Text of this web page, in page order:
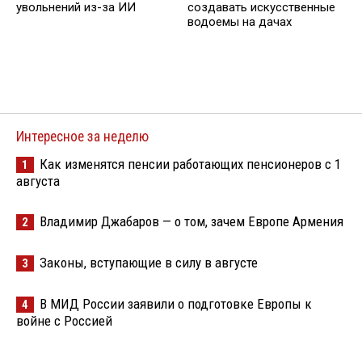
увольнений из-за ИИ
создавать искусственные
водоемы на дачах
Интересное за неделю
1
Как изменятся пенсии работающих пенсионеров с 1
августа
2 Владимир Джабаров — о том, зачем Европе Армения
3 Законы, вступающие в силу в августе
4
В МИД России заявили о подготовке Европы к
войне с Россией